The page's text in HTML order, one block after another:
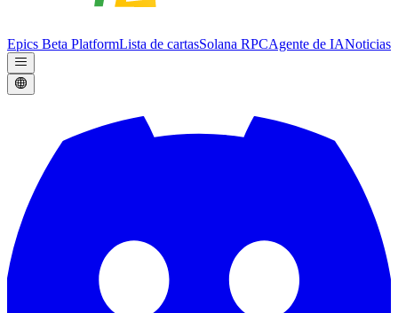
Epics Beta PlatformLista de cartasSolana RPCAgente de IANoticias